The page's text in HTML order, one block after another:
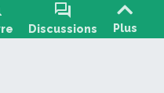
forum
Discussions Plus